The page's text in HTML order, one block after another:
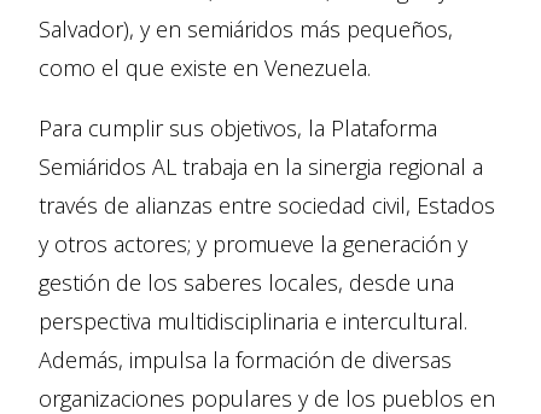
Salvador), y en semiáridos más pequeños,
como el que existe en Venezuela.
Para cumplir sus objetivos, la Plataforma
Semiáridos AL trabaja en la sinergia regional a
través de alianzas entre sociedad civil, Estados
y otros actores; y promueve la generación y
gestión de los saberes locales, desde una
perspectiva multidisciplinaria e intercultural.
Además, impulsa la formación de diversas
organizaciones populares y de los pueblos en